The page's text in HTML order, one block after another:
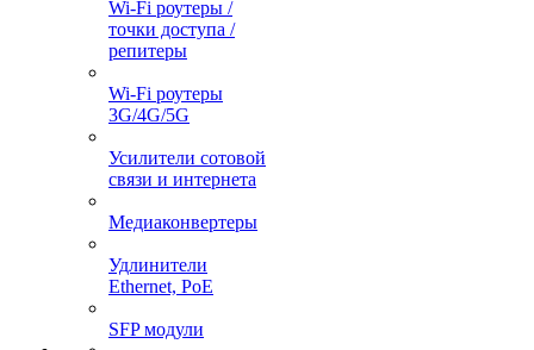
Wi-Fi роутеры /
точки доступа /
репитеры
Wi-Fi роутеры
3G/4G/5G
Усилители сотовой
связи и интернета
Медиаконвертеры
Удлинители
Ethernet, PoE
SFP модули